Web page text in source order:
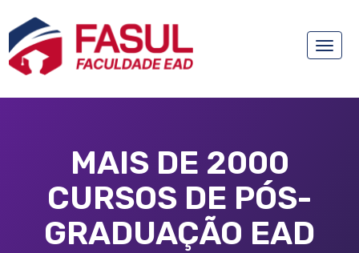
Toggle
MAIS DE 2000
CURSOS DE PÓS-
GRADUAÇÃO EAD